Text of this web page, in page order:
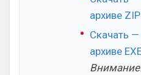
архиве
Скачать
архиве